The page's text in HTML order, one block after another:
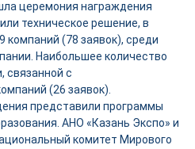
церемония награждения
техническое решение, в
компаний (78 заявок), среди
Наибольшее количество
связанной с
(26 заявок).
представили программы
АНО «Казань Экспо» и
комитет Мирового